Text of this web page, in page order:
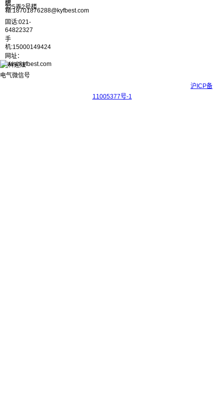
325弄2号楼
邮
箱:18701876288@kyfbest.com
固话:021-
64822327
手
机:15000149424
网址：
www.kyfbest.com
沪ICP备
11005377号-1